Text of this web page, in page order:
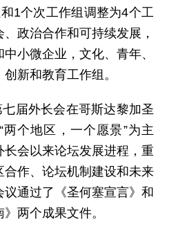
1个次工作组调整为4个工
政治合作和可持续发展，
小微企业，文化、青年、
新和教育工作组。
届外长会在哥斯达黎加圣
个地区，一个愿景”为主
长会以来论坛发展进程，重
合作、论坛机制建设和未来
通过了《圣何塞宣言》和
》两个成果文件。